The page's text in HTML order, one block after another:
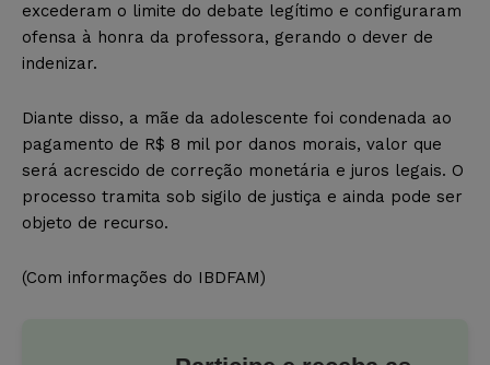
excederam o limite do debate legítimo e configuraram
ofensa à honra da professora, gerando o dever de
indenizar.
Diante disso, a mãe da adolescente foi condenada ao
pagamento de R$ 8 mil por danos morais, valor que
será acrescido de correção monetária e juros legais. O
processo tramita sob sigilo de justiça e ainda pode ser
objeto de recurso.
(Com informações do IBDFAM)